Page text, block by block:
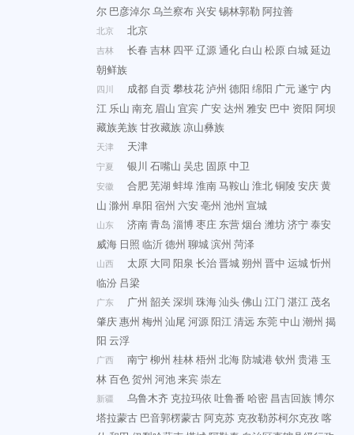
尔 巴彦淖尔乌兰察布 兴安锡林郭勒 阿拉善
北京 北京
吉林 长春 吉林 四平辽源通化 白山 松原 白城延边
朝鲜族
四川 成都 自贡攀枝花泸州 德阳 绵阳 广元遂宁 内
江 乐山 南充 眉山 宜宾 广安达州 雅安 巴中 资阳 阿坝
藏族羌族甘孜藏族凉山彝族
天津 天津
宁夏 银川 石嘴山 吴忠 固原中卫
安徽 合肥芜湖 蚌埠淮南马鞍山 淮北铜陵 安庆黄
山 滁州 阜阳 宿州 六安亳州 池州 宣城
山东 济南青岛 淄博枣庄 东营烟台 潍坊济宁泰安
威海 日照 临沂德州 聊城滨州 菏泽
山西 太原 大同 阳泉 长治晋城朔州 晋中 运城忻州
临汾 吕梁
广东 广州 韶关 深圳 珠海汕头佛山 江门 湛江 茂名
肇庆惠州 梅州 汕尾 河源阳江清远 东莞中山 潮州 揭
阳 云浮
广西 南宁柳州 桂林梧州 北海防城港钦州 贵港 玉
林百色贺州 河池来宾崇左
新疆 乌鲁木齐 克拉玛依 吐鲁番 哈密 昌吉回族博尔
塔拉蒙古 巴音郭楞蒙古阿克苏 克孜勒苏柯尔克孜喀